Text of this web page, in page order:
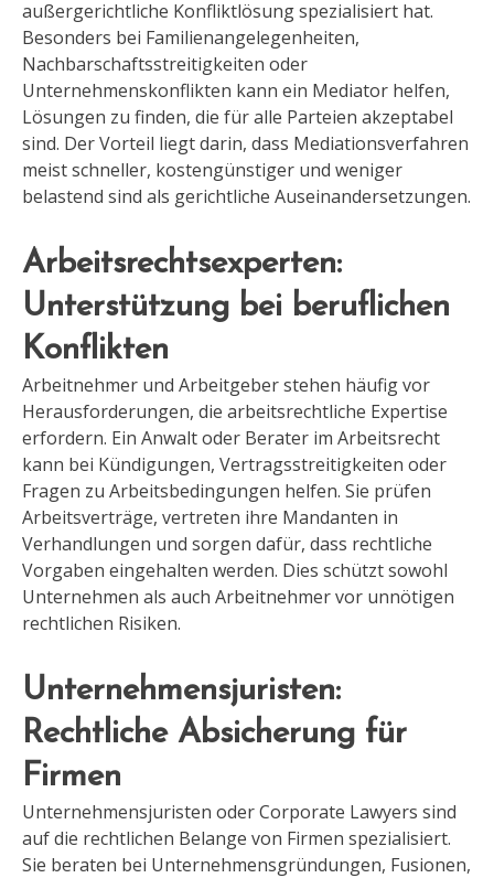
außergerichtliche Konfliktlösung spezialisiert hat.
Besonders bei Familienangelegenheiten,
Nachbarschaftsstreitigkeiten oder
Unternehmenskonflikten kann ein Mediator helfen,
Lösungen zu finden, die für alle Parteien akzeptabel
sind. Der Vorteil liegt darin, dass Mediationsverfahren
meist schneller, kostengünstiger und weniger
belastend sind als gerichtliche Auseinandersetzungen.
Arbeitsrechtsexperten:
Unterstützung bei beruflichen
Konflikten
Arbeitnehmer und Arbeitgeber stehen häufig vor
Herausforderungen, die arbeitsrechtliche Expertise
erfordern. Ein Anwalt oder Berater im Arbeitsrecht
kann bei Kündigungen, Vertragsstreitigkeiten oder
Fragen zu Arbeitsbedingungen helfen. Sie prüfen
Arbeitsverträge, vertreten ihre Mandanten in
Verhandlungen und sorgen dafür, dass rechtliche
Vorgaben eingehalten werden. Dies schützt sowohl
Unternehmen als auch Arbeitnehmer vor unnötigen
rechtlichen Risiken.
Unternehmensjuristen:
Rechtliche Absicherung für
Firmen
Unternehmensjuristen oder Corporate Lawyers sind
auf die rechtlichen Belange von Firmen spezialisiert.
Sie beraten bei Unternehmensgründungen, Fusionen,